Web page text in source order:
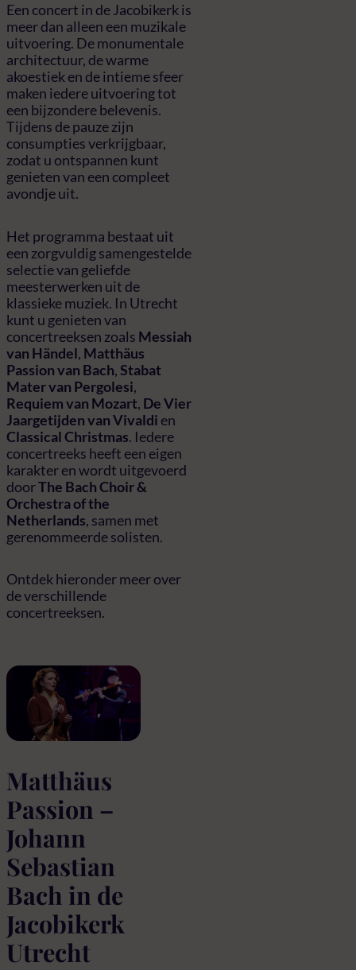
Een concert in de Jacobikerk is
meer dan alleen een muzikale
uitvoering. De monumentale
architectuur, de warme
akoestiek en de intieme sfeer
maken iedere uitvoering tot
een bijzondere belevenis.
Tijdens de pauze zijn
consumpties verkrijgbaar,
zodat u ontspannen kunt
genieten van een compleet
avondje uit.
Het programma bestaat uit
een zorgvuldig samengestelde
selectie van geliefde
meesterwerken uit de
klassieke muziek. In Utrecht
kunt u genieten van
concertreeksen zoals Messiah
van Händel, Matthäus
Passion van Bach,Stabat
Mater van Pergolesi,
Requiem van Mozart, De Vier
Jaargetijden van Vivaldi en
Classical Christmas. Iedere
concertreeks heeft een eigen
karakter en wordt uitgevoerd
doorThe Bach Choir &
Orchestra of the
Netherlands, samen met
gerenommeerde solisten.
Ontdek hieronder meer over
de verschillende
concertreeksen.
Matthäus
Passion –
Johann
Sebastian
Bach in de
Jacobikerk
Utrecht